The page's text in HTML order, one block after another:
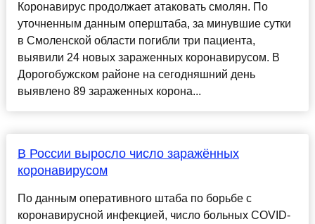
Коронавирус продолжает атаковать смолян. По
уточненным данным оперштаба, за минувшие сутки
в Смоленской области погибли три пациента,
выявили 24 новых зараженных коронавирусом. В
Дорогобужском районе на сегодняшний день
выявлено 89 зараженных корона...
В России выросло число заражённых
коронавирусом
По данным оперативного штаба по борьбе с
коронавирусной инфекцией, число больных COVID-